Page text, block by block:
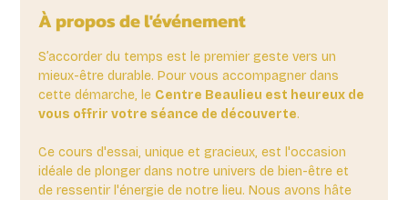
À propos de l'événement
S’accorder du temps est le premier geste vers un
mieux-être durable. Pour vous accompagner dans
cette démarche, le Centre Beaulieu est heureux de
vous offrir votre séance de découverte.
Ce cours d'essai, unique et gracieux, est l'occasion
idéale de plonger dans notre univers de bien-être et
de ressentir l'énergie de notre lieu. Nous avons hâte